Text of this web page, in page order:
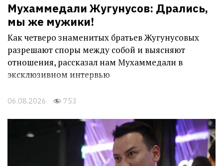
Мухаммедали Жугунусов: Дрались,
мы же мужики!
Как четверо знаменитых братьев Жугунусовых
разрешают споры между собой и выясняют
отношения, рассказал нам Мухаммедали в
эксклюзивном интервью
06.08.2026 753